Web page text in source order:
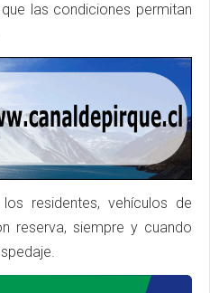
las condiciones permitan
residentes, vehículos de
reserva, siempre y cuando